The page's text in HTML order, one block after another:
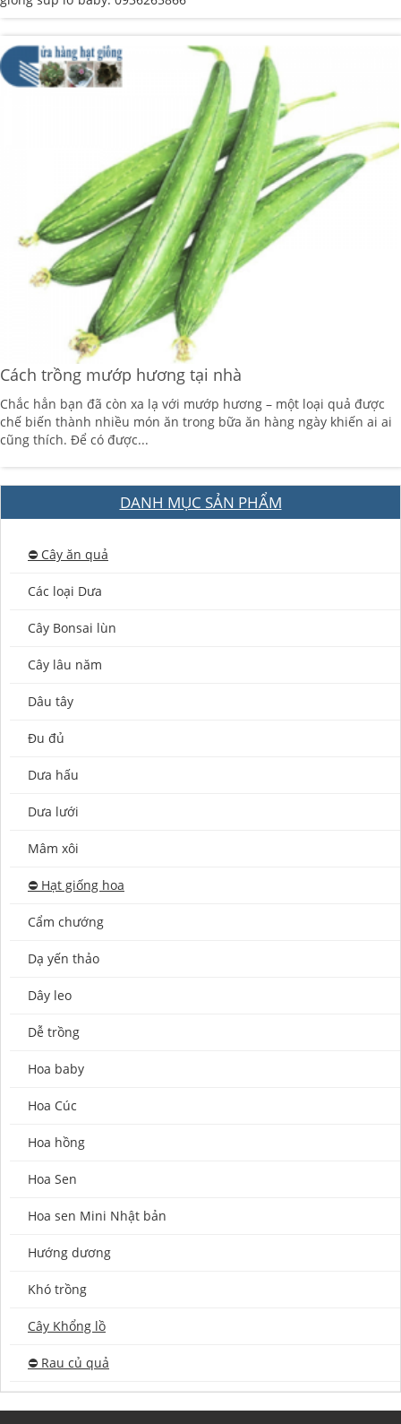
Cách trồng mướp hương tại nhà
Chắc hẳn bạn đã còn xa lạ với mướp hương – một loại quả được
chế biến thành nhiều món ăn trong bữa ăn hàng ngày khiến ai ai
cũng thích. Để có được...
DANH MỤC SẢN PHẨM
⛔️ Cây ăn quả
Các loại Dưa
Cây Bonsai lùn
Cây lâu năm
Dâu tây
Đu đủ
Dưa hấu
Dưa lưới
Mâm xôi
⛔️ Hạt giống hoa
Cẩm chướng
Dạ yến thảo
Dây leo
Dễ trồng
Hoa baby
Hoa Cúc
Hoa hồng
Hoa Sen
Hoa sen Mini Nhật bản
Hướng dương
Khó trồng
Cây Khổng lồ
⛔️ Rau củ quả